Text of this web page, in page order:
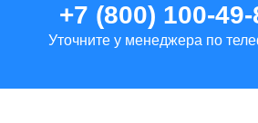
+7 (800) 100-49-
Уточните у менеджера по